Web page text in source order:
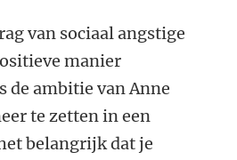
van sociaal angstige
manier
de ambitie van Anne
te zetten in een
belangrijk dat je